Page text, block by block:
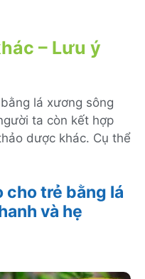
– Lưu ý
lá xương sông
ta còn kết hợp
dược khác. Cụ thể
cho trẻ bằng lá
và hẹ